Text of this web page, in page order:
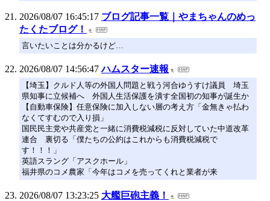
2026/08/07 16:45:17 ブログ記事一覧｜やまちゃんのめっ
たくたブログ！
言いたいことは分かるけど…
2026/08/07 14:56:47 ハムスター速報
【埼玉】クルド人等の外国人問題と戦う河合ゆうすけ議員 埼玉
県知事に立候補へ 外国人生活保護を潰す全国初の知事が誕生か
【自動車保険】任意保険に加入しない層の考え方「金無きゃ払わ
なくてすむので入り損」
国民民主党や共産党と一緒に消費税減税に反対していた中道改革
連合 裏切る「僕たちの公約はこれからも消費税減税で
す！！！」
英語スラング「アスクホール」
福井県のコメ農家「今年はコメを売ってくれと業者が来
2026/08/07 13:23:25 大艦巨砲主義！